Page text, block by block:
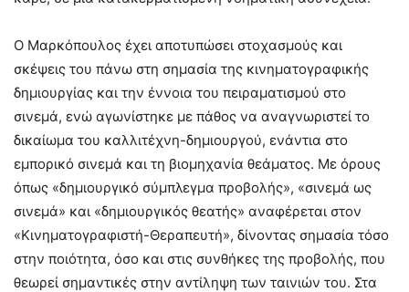
Ο Μαρκόπουλος έχει αποτυπώσει στοχασμούς και
σκέψεις του πάνω στη σημασία της κινηματογραφικής
δημιουργίας και την έννοια του πειραματισμού στο
σινεμά, ενώ αγωνίστηκε με πάθος να αναγνωριστεί το
δικαίωμα του καλλιτέχνη-δημιουργού, ενάντια στο
εμπορικό σινεμά και τη βιομηχανία θεάματος. Με όρους
όπως «δημιουργικό σύμπλεγμα προβολής», «σινεμά ως
σινεμά» και «δημιουργικός θεατής» αναφέρεται στον
«Κινηματογραφιστή-Θεραπευτή», δίνοντας σημασία τόσο
στην ποιότητα, όσο και στις συνθήκες της προβολής, που
θεωρεί σημαντικές στην αντίληψη των ταινιών του. Στα